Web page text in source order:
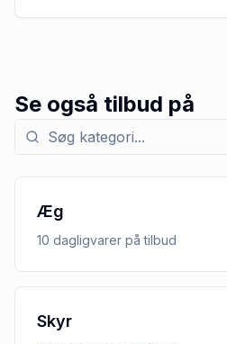
Se også tilbud på
Søg efter kategori med tilbud
Æg
10 dagligvarer på tilbud
Skyr